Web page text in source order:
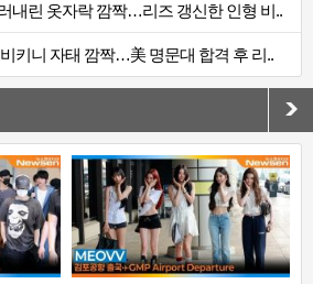
내린 옷자락 깜짝…리즈 갱신한 인형 비..
키니 자태 깜짝…美 명문대 합격 후 리..